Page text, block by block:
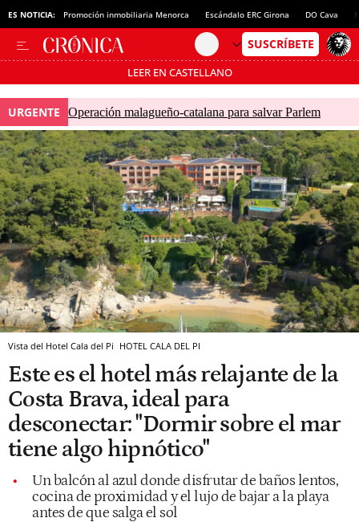
ES NOTICIA: Promoción inmobiliaria Menorca Escándalo ERC Girona DO Cava
LEER EN CASTELLANO
Pásate al MODO AHORRO
URGENTE Operación malagueño-catalana para salvar Parlem
Vista del Hotel Cala del Pi HOTEL CALA DEL PI
Este es el hotel más relajante de la
Costa Brava, ideal para
desconectar: "Dormir sobre el mar
tiene algo hipnótico"
Un balcón al azul donde disfrutar de baños lentos,
cocina de proximidad y el lujo de bajar a la playa
antes de que salga el sol